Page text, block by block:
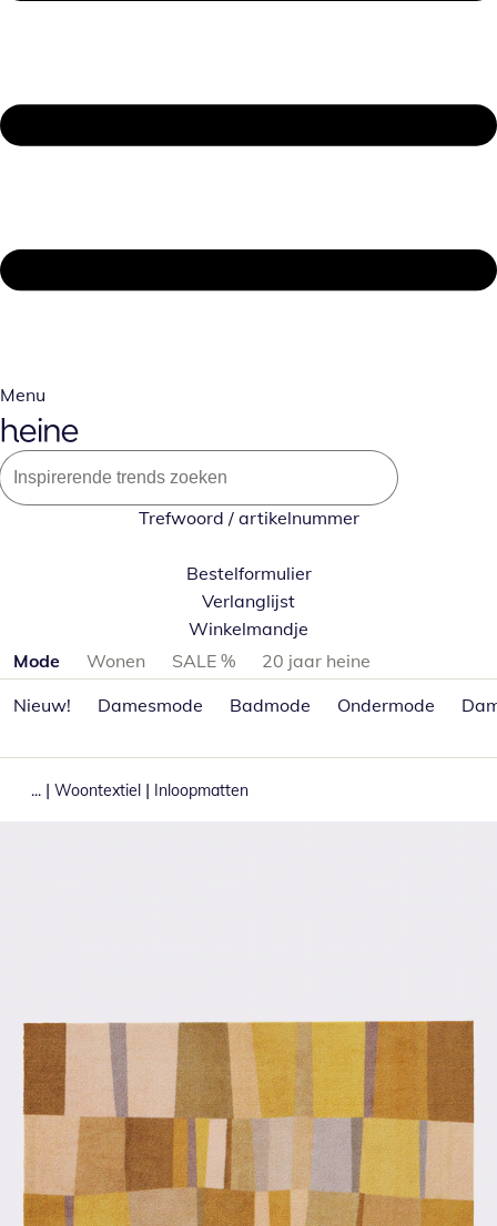
Menu
Trefwoord / artikelnummer
Bestelformulier
Verlanglijst
Winkelmandje
Productcategorieën overslaan
Mode Wonen SALE %
20 jaar heine
Nieuw!
Damesmode Badmode Ondermode
... | Woontextiel | Inloopmatten